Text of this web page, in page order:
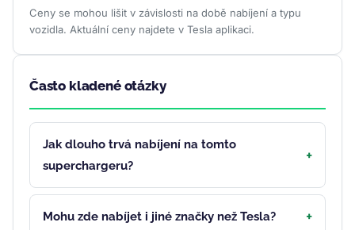
Ceny se mohou lišit v závislosti na době nabíjení a typu
vozidla. Aktuální ceny najdete v Tesla aplikaci.
Často kladené otázky
Jak dlouho trvá nabíjení na tomto
superchargeru?
Mohu zde nabíjet i jiné značky než Tesla?